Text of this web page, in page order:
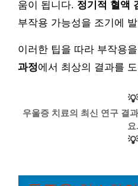
움이 됩니다. 정기적 혈액
부작용 가능성을 조기에
이러한 팁을 따라 부작용
과정에서 최상의 결과를
💡
우울증 치료의 최신 연구 결
요.
💡